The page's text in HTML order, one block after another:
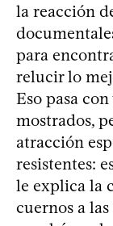
la reacción
para
relucir lo
Eso pasa
mostrados,
atracción
resistentes:
le explica la
cuernos a